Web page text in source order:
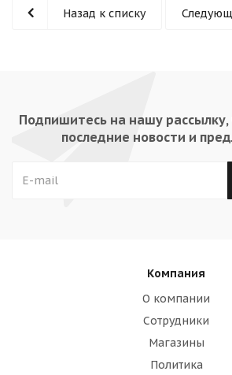
Назад к списку
Подпишитесь на нашу рассылку,
последние новости и
Компания
О компании
Сотрудники
Магазины
Политика